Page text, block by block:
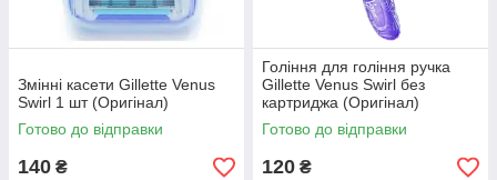
Змінні касети Gillette Venus
Swirl 1 шт (Оригінал)
Готово до відправки
140 ₴
Гоління для гоління ручка
Gillette Venus Swirl без
картриджа (Оригінал)
Готово до відправки
120 ₴